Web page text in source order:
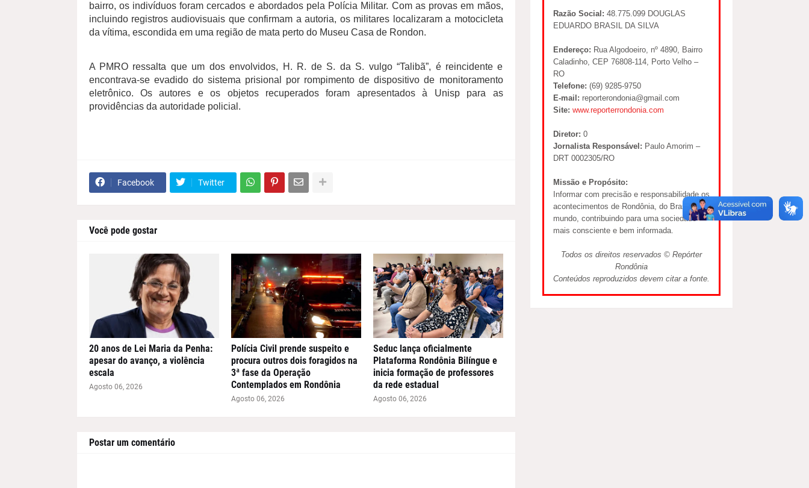
bairro, os indivíduos foram cercados e abordados pela Polícia Militar. Com as provas em mãos,
incluindo registros audiovisuais que confirmam a autoria, os militares localizaram a motocicleta
da vítima, escondida em uma região de mata perto do Museu Casa de Rondon.
A PMRO ressalta que um dos envolvidos, H. R. de S. da S. vulgo “Talibã”, é reincidente e
encontrava-se evadido do sistema prisional por rompimento de dispositivo de monitoramento
eletrônico. Os autores e os objetos recuperados foram apresentados à Unisp para as
providências da autoridade policial.
Facebook Twitter
Você pode gostar
20 anos de Lei Maria da Penha:
apesar do avanço, a violência
escala
Agosto 06, 2026
Polícia Civil prende suspeito e
procura outros dois foragidos na
3ª fase da Operação
Contemplados em Rondônia
Agosto 06, 2026
Seduc lança oficialmente
Plataforma Rondônia Bilíngue e
inicia formação de professores
da rede estadual
Agosto 06, 2026
Postar um comentário
Razão Social: 48.775.099 DOUGLAS
EDUARDO BRASIL DA SILVA
Endereço: Rua Algodoeiro, nº 4890, Bairro
Caladinho, CEP 76808-114, Porto Velho –
RO
Telefone: (69) 9285-9750
E-mail: reporterondonia@gmail.com
Site: www.reporterrondonia.com
Diretor: 0
Jornalista Responsável: Paulo Amorim –
DRT 0002305/RO
Missão e Propósito:
Informar com precisão e responsabilidade os
acontecimentos de Rondônia, do Brasil e do
mundo, contribuindo para uma sociedade
mais consciente e bem informada.
Todos os direitos reservados © Repórter
Rondônia
Conteúdos reproduzidos devem citar a fonte.